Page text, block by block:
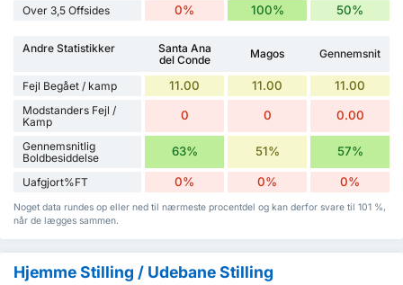
Over 3,5 Offsides 0% 100% 50%
Andre Statistikker
Santa Ana
del Conde
Magos Gennemsnit
Fejl Begået / kamp 11.00 11.00 11.00
Modstanders Fejl /
Kamp
0 0 0.00
Gennemsnitlig
Boldbesiddelse
63% 51% 57%
Uafgjort%FT 0% 0% 0%
Noget data rundes op eller ned til nærmeste procentdel og kan derfor svare til 101 %,
når de lægges sammen.
Hjemme Stilling / Udebane Stilling